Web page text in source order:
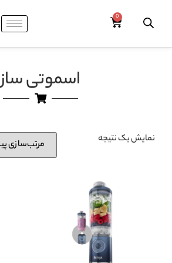
اسموتی ساز
نمایش یک نتیجه